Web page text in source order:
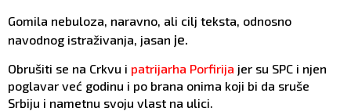
Gomila nebuloza, naravno, ali cilj teksta, odnosno
navodnog istraživanja, jasan je.
Obrušiti se na Crkvu i patrijarha Porfirija jer su SPC i njen
poglavar već godinu i po brana onima koji bi da sruše
Srbiju i nametnu svoju vlast na ulici.